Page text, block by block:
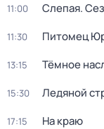
11:00 Слепая.
11:30 Питомец
13:15 Тёмное
15:30 Ледяной
17:15 На краю